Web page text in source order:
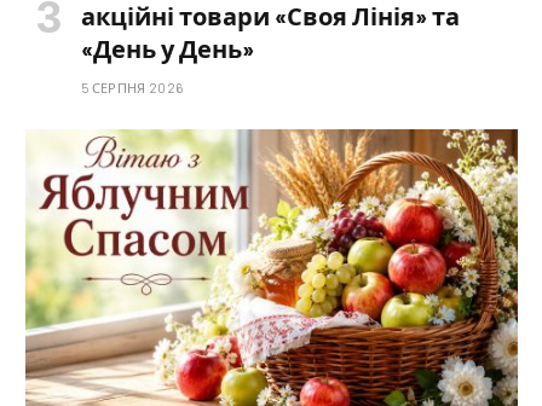
акційні товари «Своя Лінія» та
«День у День»
5 СЕРПНЯ 2026